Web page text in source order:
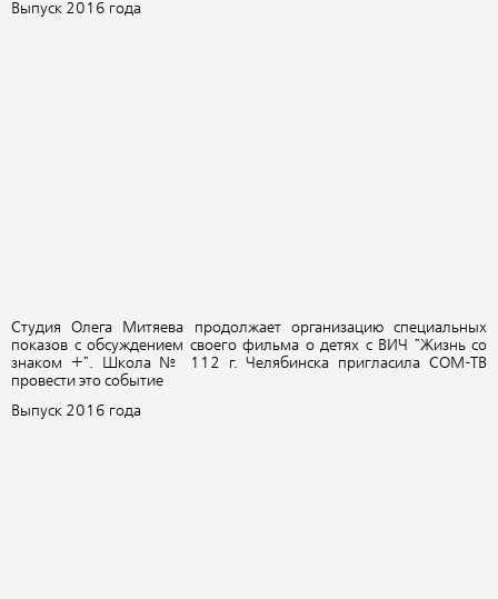
Выпуск 2016 года
Студия Олега Митяева продолжает организацию специальных
показов с обсуждением своего фильма о детях с ВИЧ "Жизнь со
знаком +". Школа № 112 г. Челябинска пригласила СОМ-ТВ
провести это событие
Выпуск 2016 года